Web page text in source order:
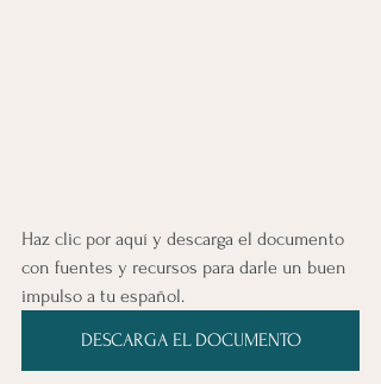
Haz clic por aquí y descarga el documento
con fuentes y recursos para darle un buen
impulso a tu español.
DESCARGA EL DOCUMENTO